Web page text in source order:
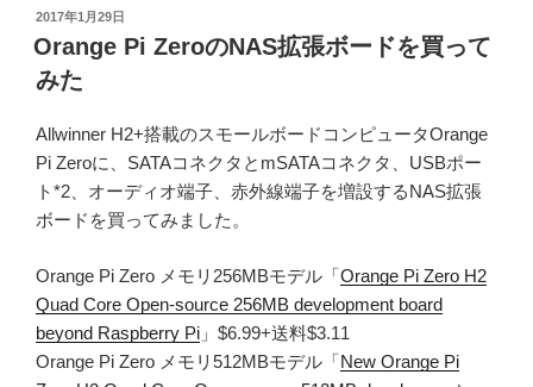
投
稿
日:
2017年1月29日
Orange Pi ZeroのNAS拡張ボードを買って
みた
Allwinner H2+搭載のスモールボードコンピュータOrange
Pi Zeroに、SATAコネクタとmSATAコネクタ、USBポー
ト*2、オーディオ端子、赤外線端子を増設するNAS拡張
ボードを買ってみました。
Orange Pi Zero メモリ256MBモデル「Orange Pi Zero H2
Quad Core Open-source 256MB development board
beyond Raspberry Pi 」$6.99+送料$3.11
Orange Pi Zero メモリ512MBモデル「New Orange Pi